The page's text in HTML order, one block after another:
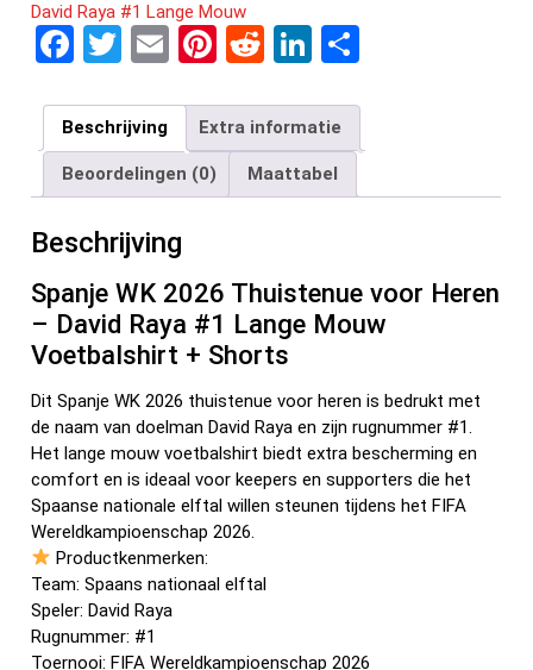
David Raya #1 Lange Mouw
F
ce
b
o
o
k
T
tt
er
E
ail
Pi
er
es
t
R
d
di
t
Li
ke
dI
n
e
n
Beschrijving Extra informatie
Beoordelingen (0) Maattabel
Beschrijving
Spanje WK 2026 Thuistenue voor Heren
– David Raya #1 Lange Mouw
Voetbalshirt + Shorts
Dit Spanje WK 2026 thuistenue voor heren is bedrukt met
de naam van doelman David Raya en zijn rugnummer #1.
Het lange mouw voetbalshirt biedt extra bescherming en
comfort en is ideaal voor keepers en supporters die het
Spaanse nationale elftal willen steunen tijdens het FIFA
Wereldkampioenschap 2026.
Productkenmerken:
Team: Spaans nationaal elftal
Speler: David Raya
Rugnummer: #1
Toernooi: FIFA Wereldkampioenschap 2026